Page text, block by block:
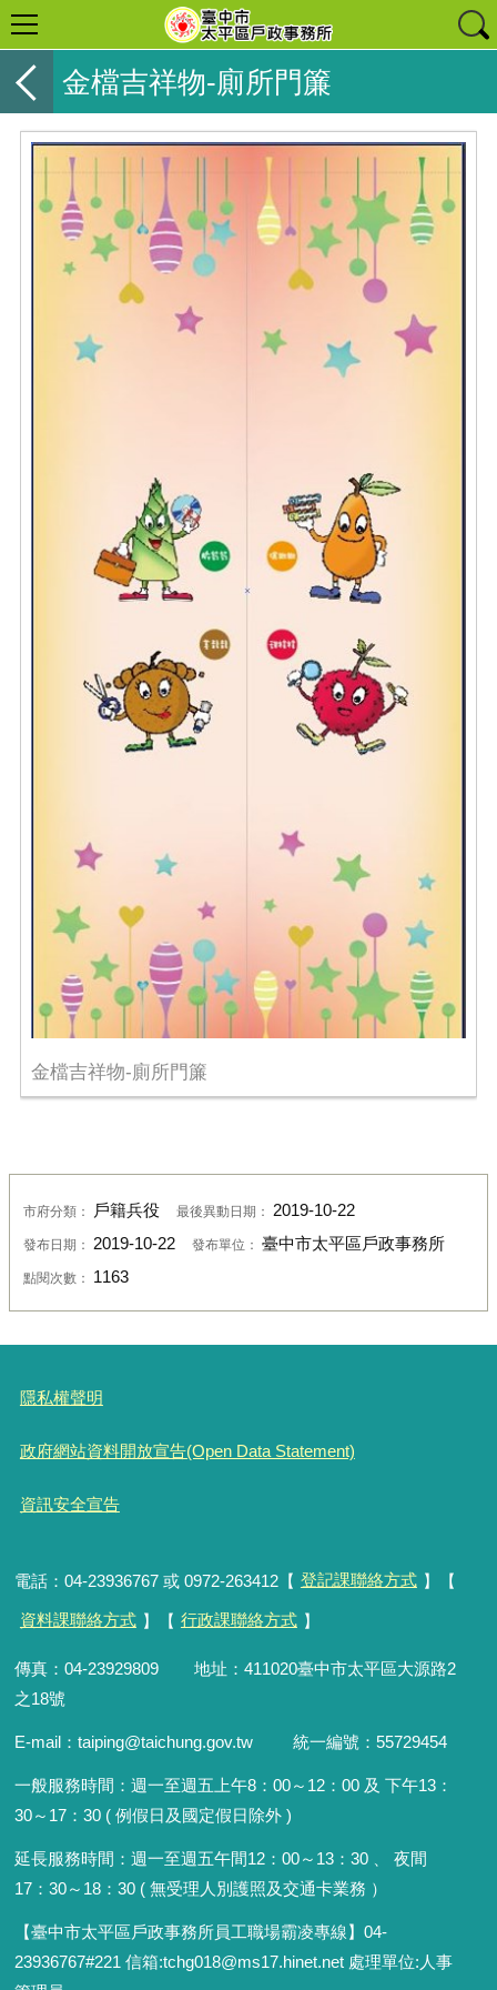
金檔吉祥物-廁所門簾
金檔吉祥物-廁所門簾
市府分類： 戶籍兵役 最後異動日期： 2019-10-22
發布日期： 2019-10-22 發布單位： 臺中市太平區戶政事務所
點閱次數： 1163
隱私權聲明
政府網站資料開放宣告(Open Data Statement)
資訊安全宣告
電話：04-23936767 或 0972-263412【 登記課聯絡方式 】【
資料課聯絡方式 】【 行政課聯絡方式 】
傳真：04-23929809 地址：411020臺中市太平區大源路2
之18號
E-mail：taiping@taichung.gov.tw 統一編號：55729454
一般服務時間： 週一至週五上午8：00～12：00 及 下午13：
30～17：30 ( 例假日及國定假日除外 )
延長服務時間：週一至週五午間12：00～ 13：30 、 夜間
17：30～ 18：30 ( 無受理人別護照及交通卡業務 ）
【臺中市太平區戶政事務所員工職場霸凌專線】04-
23936767#221 信箱:tchg018@ms17.hinet.net 處理單位:人事